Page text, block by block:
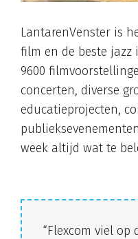
LantarenVenster is
film en de beste jazz
9600
concerten, diverse
educatieprojecten,
week altijd wat te
“Flexcom viel